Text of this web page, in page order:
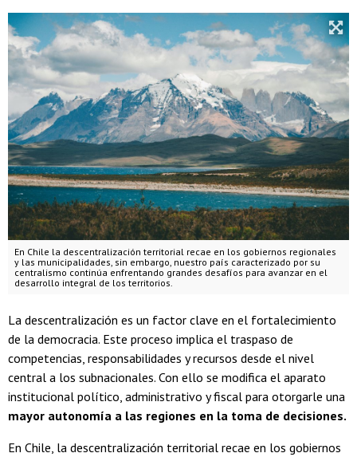
En Chile la descentralización territorial recae en los gobiernos regionales
y las municipalidades, sin embargo, nuestro país caracterizado por su
centralismo continúa enfrentando grandes desafíos para avanzar en el
desarrollo integral de los territorios.
La descentralización es un factor clave en el fortalecimiento
de la democracia. Este proceso implica el traspaso de
competencias, responsabilidades y recursos desde el nivel
central a los subnacionales. Con ello se modifica el aparato
institucional político, administrativo y fiscal para otorgarle una
mayor autonomía a las regiones en la toma de decisiones.
En Chile, la descentralización territorial recae en los gobiernos